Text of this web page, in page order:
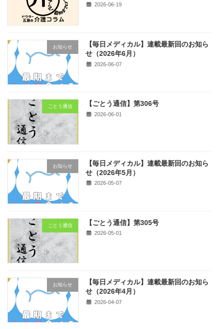
2026-06-19
お知らせ
【毎日メディカル】連載最新回のお知ら
せ（2026年6月）
2026-06-07
ごとう通信 【ごとう通信】第306号
2026-06-01
お知らせ
【毎日メディカル】連載最新回のお知ら
せ（2026年5月）
2026-05-07
ごとう通信 【ごとう通信】第305号
2026-05-01
お知らせ
【毎日メディカル】連載最新回のお知ら
せ（2026年4月）
2026-04-07